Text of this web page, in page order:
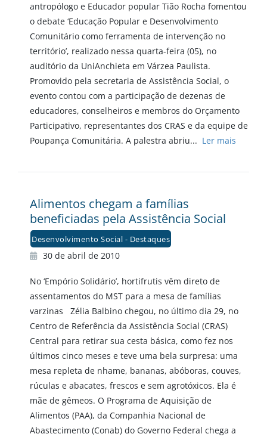
antropólogo e Educador popular Tião Rocha fomentou
o debate ‘Educação Popular e Desenvolvimento
Comunitário como ferramenta de intervenção no
território’, realizado nessa quarta-feira (05), no
auditório da UniAnchieta em Várzea Paulista.
Promovido pela secretaria de Assistência Social, o
evento contou com a participação de dezenas de
educadores, conselheiros e membros do Orçamento
Participativo, representantes dos CRAS e da equipe de
Poupança Comunitária. A palestra abriu... Ler mais
Alimentos chegam a famílias
beneficiadas pela Assistência Social
Desenvolvimento Social - Destaques
30 de abril de 2010
No ‘Empório Solidário’, hortifrutis vêm direto de
assentamentos do MST para a mesa de famílias
varzinas Zélia Balbino chegou, no último dia 29, no
Centro de Referência da Assistência Social (CRAS)
Central para retirar sua cesta básica, como fez nos
últimos cinco meses e teve uma bela surpresa: uma
mesa repleta de nhame, bananas, abóboras, couves,
rúculas e abacates, frescos e sem agrotóxicos. Ela é
mãe de gêmeos. O Programa de Aquisição de
Alimentos (PAA), da Companhia Nacional de
Abastecimento (Conab) do Governo Federal chega a